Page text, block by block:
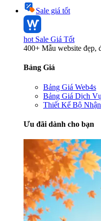
Sale giá tốt
hot Sale Giá Tốt
400+ Mẫu website đẹp,
Bảng Giá
Bảng Giá Web4s
Bảng Giá Dịch
Thiết Kế Bộ
Ưu đãi dành cho bạn